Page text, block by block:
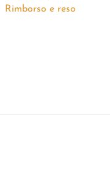
Rimborso e reso